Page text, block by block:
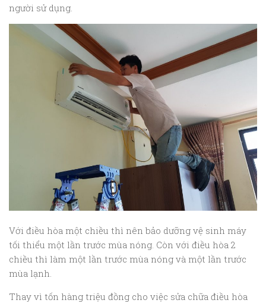
người sử dụng.
Với điều hòa một chiều thì nên bảo dưỡng vệ sinh máy
tối thiểu một lần trước mùa nóng. Còn với điều hòa 2
chiều thì làm một lần trước mùa nóng và một lần trước
mùa lạnh.
Thay vì tốn hàng triệu đồng cho việc sửa chữa điều hòa